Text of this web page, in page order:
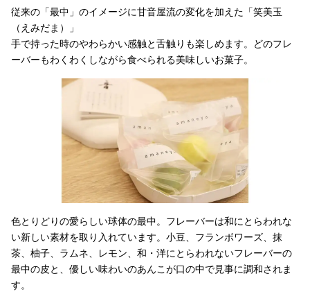
従来の「最中」のイメージに甘音屋流の変化を加えた「笑美玉
（えみだま）」
手で持った時のやわらかい感触と舌触りも楽しめます。どのフレ
ーバーもわくわくしながら食べられる美味しいお菓子。
色とりどりの愛らしい球体の最中。フレーバーは和にとらわれな
い新しい素材を取り入れています。小豆、フランボワーズ、抹
茶、柚子、ラムネ、レモン、和・洋にとらわれないフレーバーの
最中の皮と、優しい味わいのあんこが口の中で見事に調和されま
す。